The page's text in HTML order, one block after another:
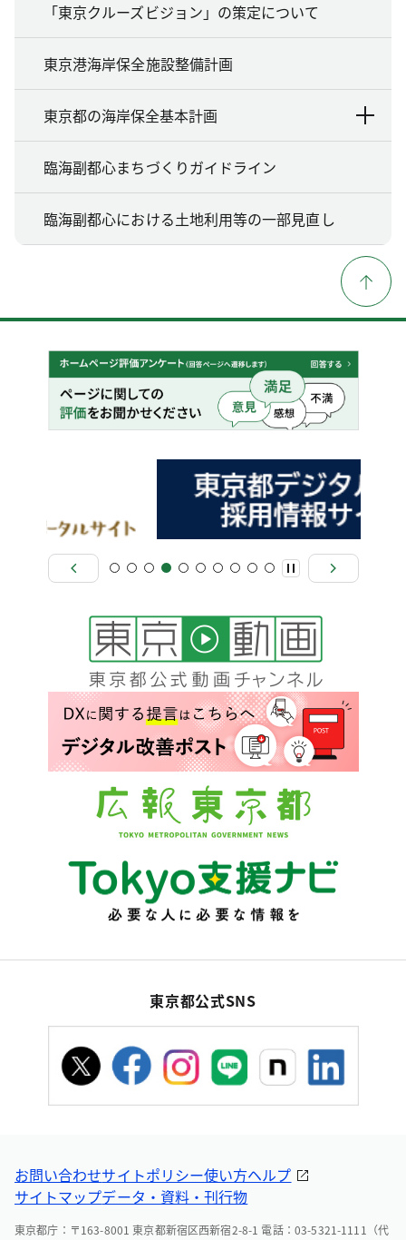
「東京クルーズビジョン」の策定について
東京港海岸保全施設整備計画
東京都の海岸保全基本計画
臨海副都心まちづくりガイドライン
臨海副都心における土地利用等の一部見直し
東京都公式SNS
お問い合わせサイトポリシー使い方ヘルプ
サイトマップデータ・資料・刊行物
東京都庁：〒163-8001 東京都新宿区西新宿2-8-1 電話：03-5321-1111（代